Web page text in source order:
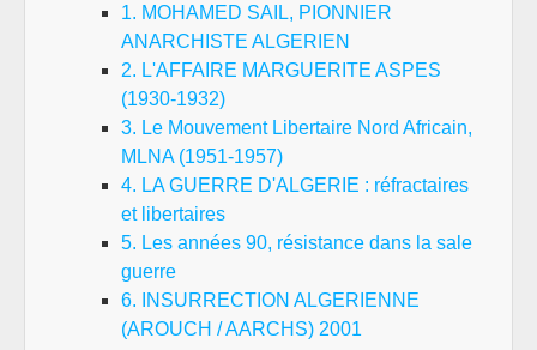
1. MOHAMED SAIL, PIONNIER
ANARCHISTE ALGERIEN
2. L'AFFAIRE MARGUERITE ASPES
(1930-1932)
3. Le Mouvement Libertaire Nord Africain,
MLNA (1951-1957)
4. LA GUERRE D'ALGERIE : réfractaires
et libertaires
5. Les années 90, résistance dans la sale
guerre
6. INSURRECTION ALGERIENNE
(AROUCH / AARCHS) 2001